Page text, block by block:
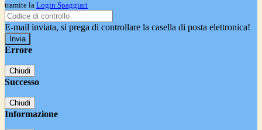
tramite la Login Spaggiari
E-mail inviata, si prega di controllare la casella di posta elettronica!
Errore
Chiudi
Successo
Chiudi
Informazione